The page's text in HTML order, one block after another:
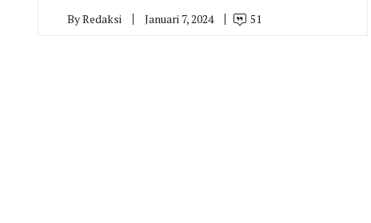
ByRedaksi Januari 7, 2024 51